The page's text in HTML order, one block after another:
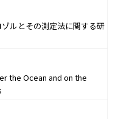
ルとその測定法に関する研
the Ocean and on the